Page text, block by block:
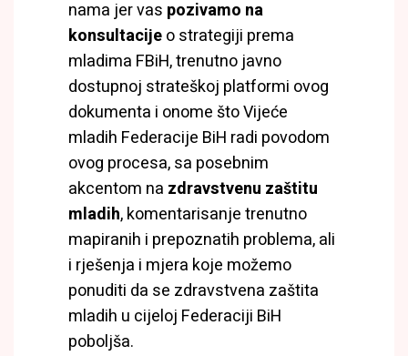
nama jer vas pozivamo na
konsultacijeo strategiji prema
mladima FBiH, trenutno javno
dostupnoj strateškoj platformi ovog
dokumenta i onome što Vijeće
mladih Federacije BiH radi povodom
ovog procesa, sa posebnim
akcentom na zdravstvenu zaštitu
mladih, komentarisanje trenutno
mapiranih i prepoznatih problema, ali
i rješenja i mjera koje možemo
ponuditi da se zdravstvena zaštita
mladih u cijeloj Federaciji BiH
poboljša.